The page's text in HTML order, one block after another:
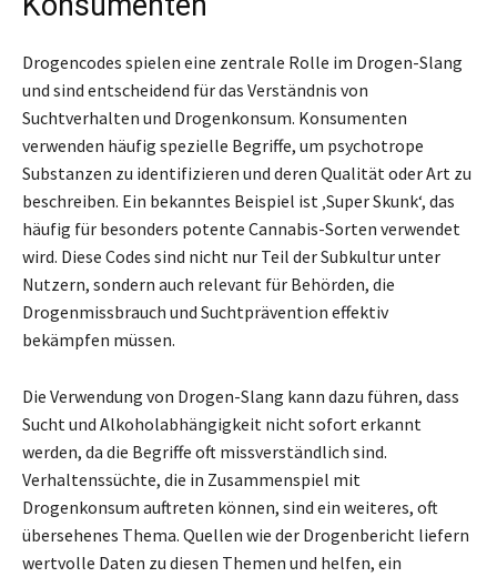
Drogencodes spielen eine zentrale Rolle im Drogen-Slang
und sind entscheidend für das Verständnis von
Suchtverhalten und Drogenkonsum. Konsumenten
verwenden häufig spezielle Begriffe, um psychotrope
Substanzen zu identifizieren und deren Qualität oder Art zu
beschreiben. Ein bekanntes Beispiel ist ‚Super Skunk‘, das
häufig für besonders potente Cannabis-Sorten verwendet
wird. Diese Codes sind nicht nur Teil der Subkultur unter
Nutzern, sondern auch relevant für Behörden, die
Drogenmissbrauch und Suchtprävention effektiv
bekämpfen müssen.
Die Verwendung von Drogen-Slang kann dazu führen, dass
Sucht und Alkoholabhängigkeit nicht sofort erkannt
werden, da die Begriffe oft missverständlich sind.
Verhaltenssüchte, die in Zusammenspiel mit
Drogenkonsum auftreten können, sind ein weiteres, oft
übersehenes Thema. Quellen wie der Drogenbericht liefern
wertvolle Daten zu diesen Themen und helfen, ein